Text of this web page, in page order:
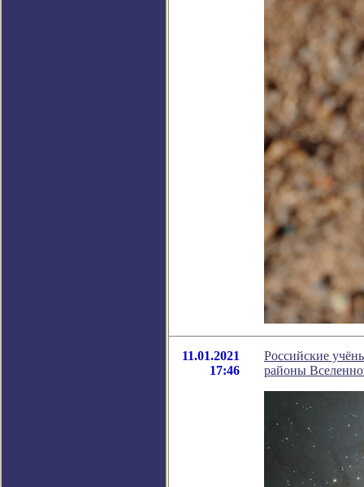
11.01.2021
17:46
Российские
районы